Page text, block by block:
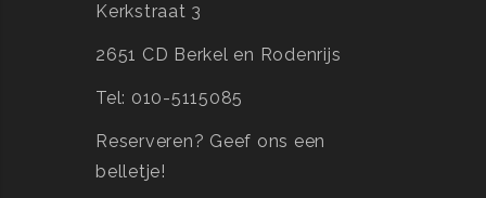
Kerkstraat 3
2651 CD Berkel en Rodenrijs
Tel: 010-5115085
Reserveren? Geef ons een
belletje!